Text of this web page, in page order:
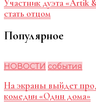
Участник дуэта «Artik
стать отцом
Популярное
НОВОСТИ события
На экраны выйдет
комедии «Один дома»